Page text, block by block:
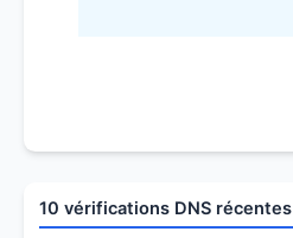
10 vérifications DNS récentes